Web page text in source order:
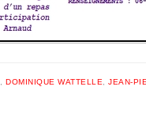
,DOMINIQUE WATTELLE,JEAN-